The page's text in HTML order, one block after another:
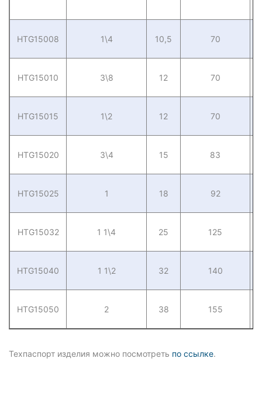
HTG15008 1\4 10,5 70
HTG15010 3\8 12 70
HTG15015 1\2 12 70
HTG15020 3\4 15 83
HTG15025 1 18 92
HTG15032 1 1\4 25 125
HTG15040 1 1\2 32 140
HTG15050 2 38 155
Техпаспорт изделия можно посмотреть по ссылке.